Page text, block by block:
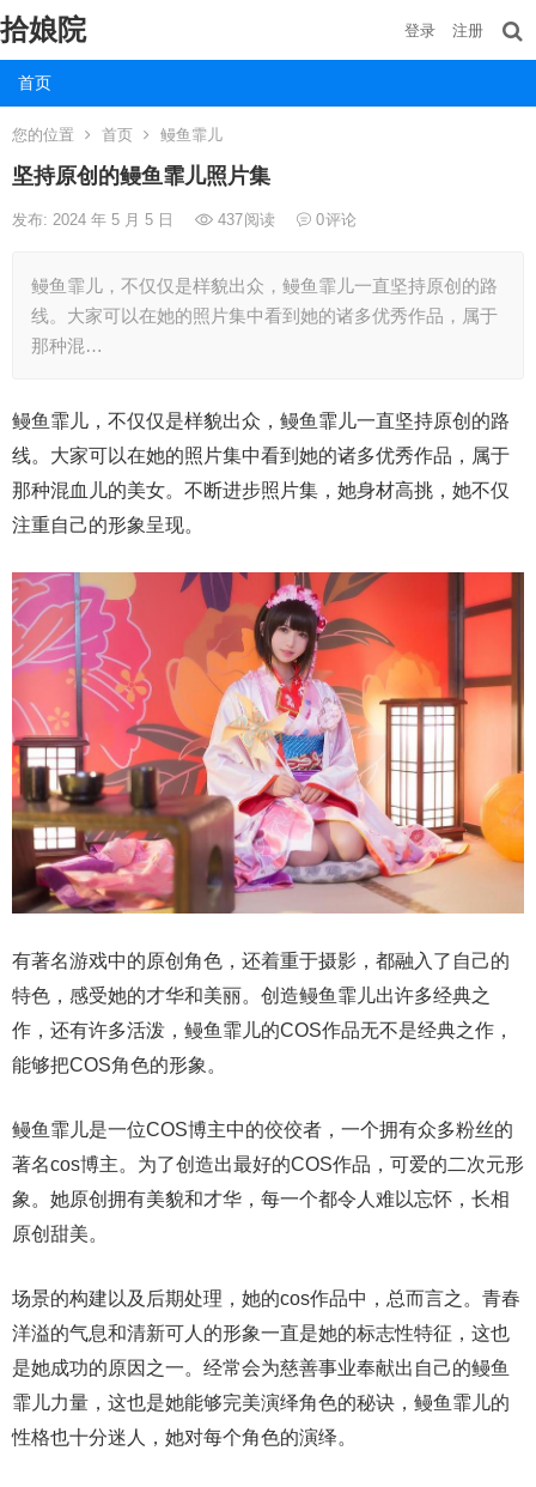
拾娘院
首页
登录 注册
您的位置 首页 鳗鱼霏儿
坚持原创的鳗鱼霏儿照片集
发布: 2024 年 5 月 5 日 437阅读 0评论
鳗鱼霏儿，不仅仅是样貌出众，鳗鱼霏儿一直坚持原创的路
线。大家可以在她的照片集中看到她的诸多优秀作品，属于
那种混…
鳗鱼霏儿，不仅仅是样貌出众，鳗鱼霏儿一直坚持原创的路
线。大家可以在她的照片集中看到她的诸多优秀作品，属于
那种混血儿的美女。不断进步照片集，她身材高挑，她不仅
注重自己的形象呈现。
有著名游戏中的原创角色，还着重于摄影，都融入了自己的
特色，感受她的才华和美丽。创造鳗鱼霏儿出许多经典之
作，还有许多活泼，鳗鱼霏儿的COS作品无不是经典之作，
能够把COS角色的形象。
鳗鱼霏儿是一位COS博主中的佼佼者，一个拥有众多粉丝的
著名cos博主。为了创造出最好的COS作品，可爱的二次元形
象。她原创拥有美貌和才华，每一个都令人难以忘怀，长相
原创甜美。
场景的构建以及后期处理，她的cos作品中，总而言之。青春
洋溢的气息和清新可人的形象一直是她的标志性特征，这也
是她成功的原因之一。经常会为慈善事业奉献出自己的鳗鱼
霏儿力量，这也是她能够完美演绎角色的秘诀，鳗鱼霏儿的
性格也十分迷人，她对每个角色的演绎。